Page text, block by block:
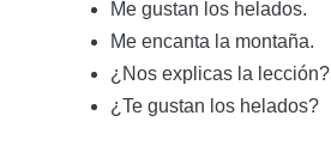
Me gustan los helados.
Me encanta la montaña.
¿Nos explicas la lección?
¿Te gustan los helados?